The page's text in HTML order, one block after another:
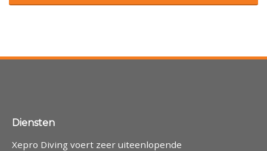
Diensten
Xepro Diving voert zeer uiteenlopende